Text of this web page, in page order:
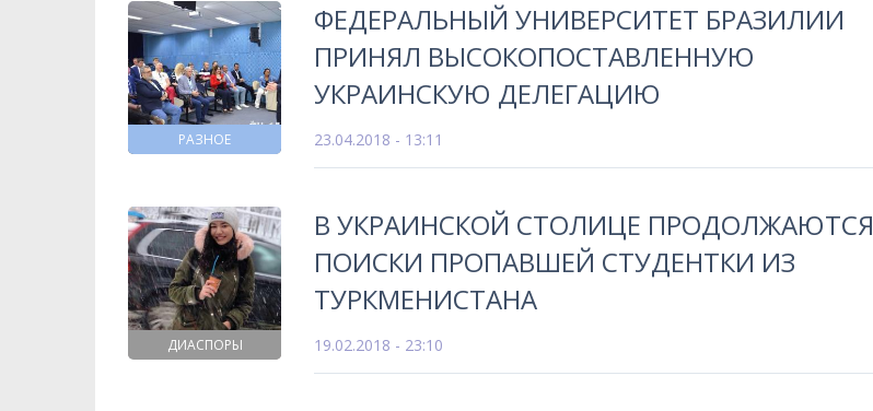
РАЗНОЕ
ФЕДЕРАЛЬНЫЙ УНИВЕРСИТЕТ БРАЗИЛИИ
ПРИНЯЛ ВЫСОКОПОСТАВЛЕННУЮ
УКРАИНСКУЮ ДЕЛЕГАЦИЮ
23.04.2018 - 13:11
ДИАСПОРЫ
В УКРАИНСКОЙ СТОЛИЦЕ ПРОДОЛЖАЮТСЯ
ПОИСКИ ПРОПАВШЕЙ СТУДЕНТКИ ИЗ
ТУРКМЕНИСТАНА
19.02.2018 - 23:10